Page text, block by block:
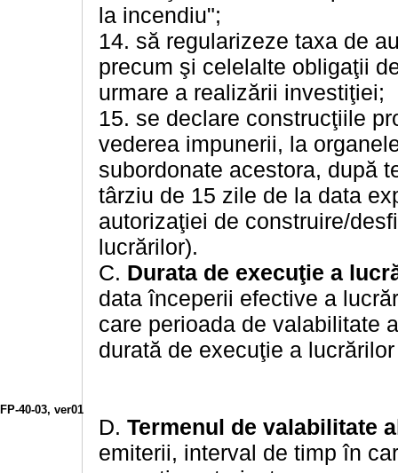
la incendiu";
14. să regularizeze taxa de
precum şi celelalte obligaţii
urmare a realizării investiţiei;
15. se declare construcţiile
vederea impunerii, la
subordonate acestora, după
târziu de 15 zile de la data
autorizaţiei de construire/
lucrărilor).
C. Durata de execuţie a
data începerii efective a
care perioada de valabilitate
durată de execuţie a
FP-40-03, ver01
D. Termenul de valabilitate
emiterii, interval de timp în